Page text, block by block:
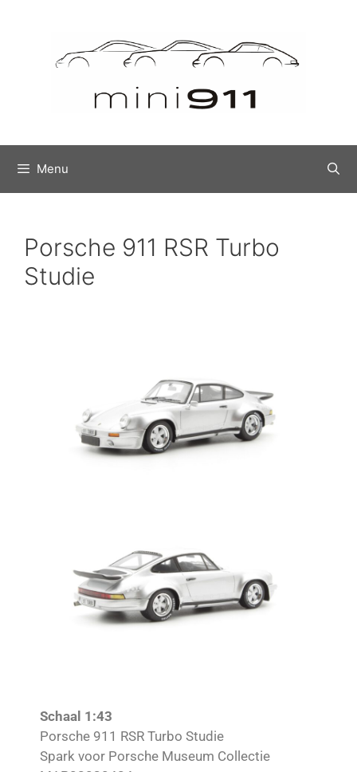
Menu
Porsche 911 RSR Turbo
Studie
Schaal 1:43
Porsche 911 RSR Turbo Studie
Spark voor Porsche Museum Collectie